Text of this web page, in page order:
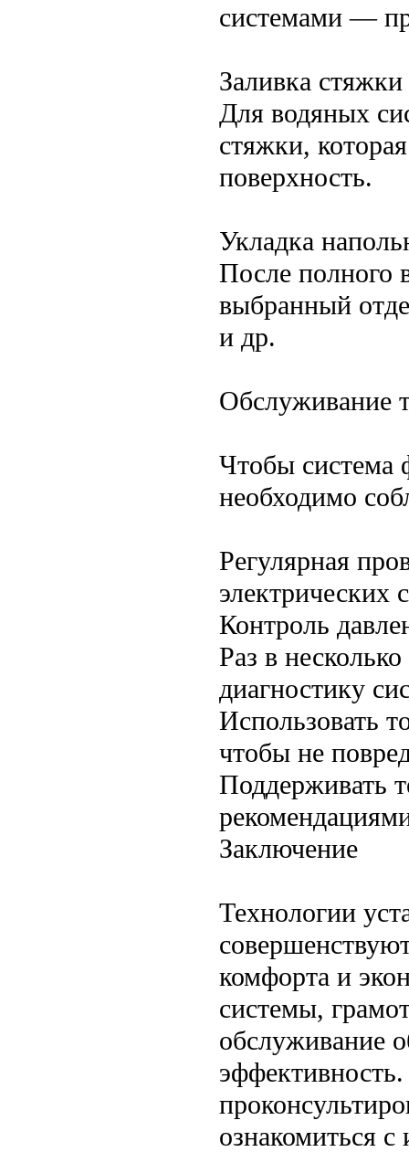
системами —
Заливка стяжки
Для водяных
стяжки,
поверхность.
Укладка
После полного
выбранный
и др.
Обслуживание
Чтобы система
необходимо
Регулярная
электрических
Контроль
Раз в
диагностику
Использовать
чтобы не
Поддерживать
Заключение
Технологии
комфорта и
системы,
обслуживание
ознакомиться